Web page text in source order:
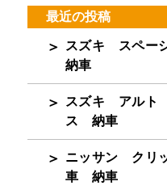
最近の投稿
スズキ スペー
納車
スズキ アルト
ス 納車
ニッサン クリ
車 納車